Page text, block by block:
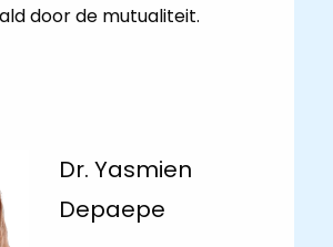
door de mutualiteit.
Dr. Yasmien
Depaepe